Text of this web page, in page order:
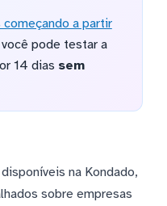
começando a partir
você pode testar a
14 dias sem
na Kondado,
sobre empresas